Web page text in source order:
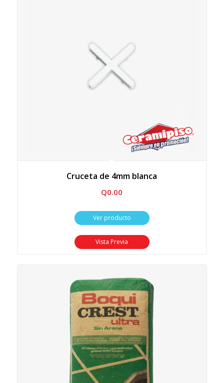
Cruceta de 4mm blanca
Q0.00
Ver producto
Vista Previa